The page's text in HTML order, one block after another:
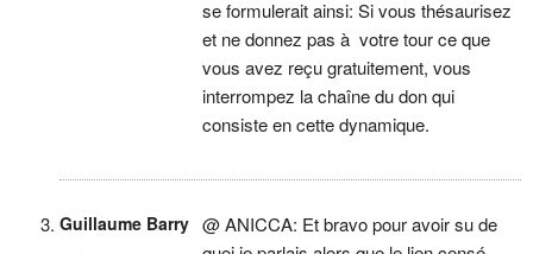
se formulerait ainsi: Si vous thésaurisez
et ne donnez pas à votre tour ce que
vous avez reçu gratuitement, vous
interrompez la chaîne du don qui
consiste en cette dynamique.
Guillaume Barry @ ANICCA: Et bravo pour avoir su de